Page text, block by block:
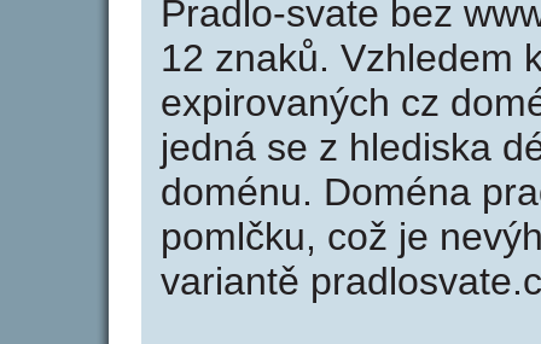
Pradlo-svate bez
12 znaků. Vzhledem
expirovaných cz
jedná se z hlediska
doménu. Doména
pomlčku, což je
variantě